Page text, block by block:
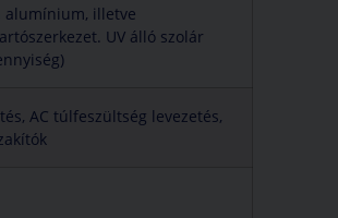
alumínium, illetve
UV álló szolár
AC túlfeszültség levezetés,